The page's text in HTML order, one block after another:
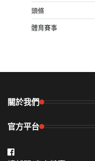
頭條
體育賽事
關於我們
官方平台